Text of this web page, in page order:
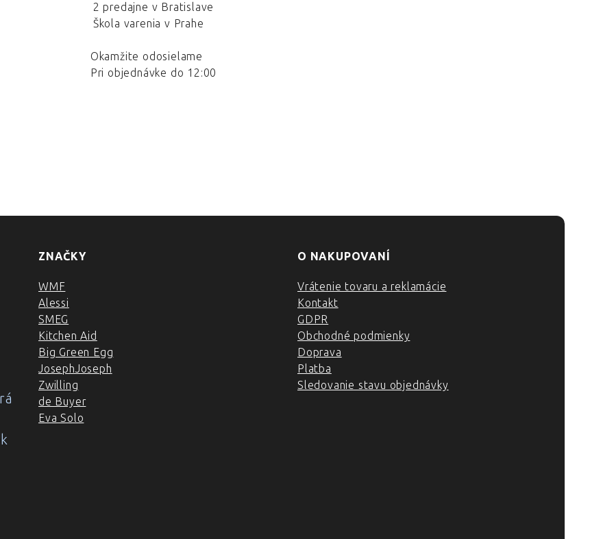
2 predajne v Bratislave
Škola varenia v Prahe
Okamžite odosielame
Pri objednávke do 12:00
ZNAČKY
WMF
Alessi
SMEG
Kitchen Aid
Big Green Egg
JosephJoseph
Zwilling
de Buyer
Eva Solo
O NAKUPOVANÍ
Vrátenie tovaru a reklamácie
Kontakt
GDPR
Obchodné podmienky
Doprava
Platba
Sledovanie stavu objednávky